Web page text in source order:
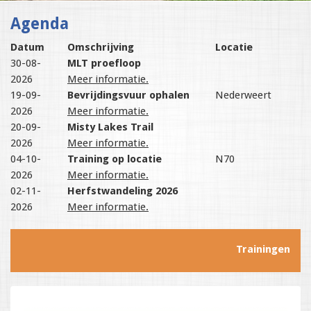
Agenda
Datum Omschrijving
Locatie
30-08-
2026
MLT proefloop
Meer informatie.
19-09-
2026
Bevrijdingsvuur ophalen
Meer informatie.
Nederweert
20-09-
2026
Misty Lakes Trail
Meer informatie.
04-10-
2026
Training op locatie
Meer informatie.
N70
02-11-
2026
Herfstwandeling 2026
Meer informatie.
Trainingen